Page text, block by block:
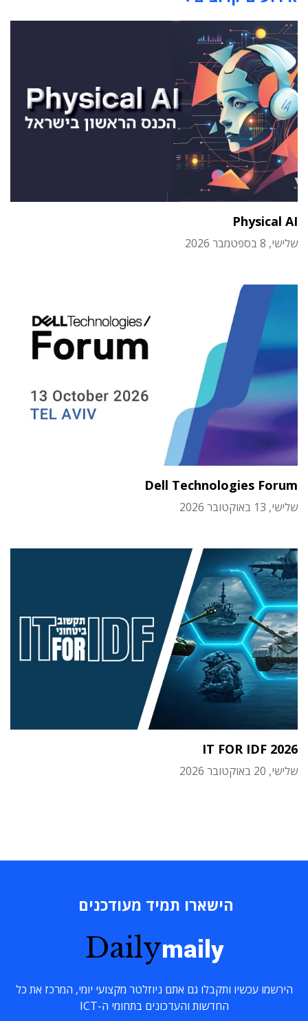
Physical AI
שלישי, 8 בספטמבר 2026
Dell Technologies Forum
שלישי, 13 באוקטובר 2026
IT FOR IDF 2026
שלישי, 20 באוקטובר 2026
הישארו תמיד מעודכנים
Dailymaily
הירשמו עכשיו ותקבלו גם אתם ניוזלטר מקצועי יומי, המרכז את כל
החדשות והעדכונים בתחומי ה-ICT